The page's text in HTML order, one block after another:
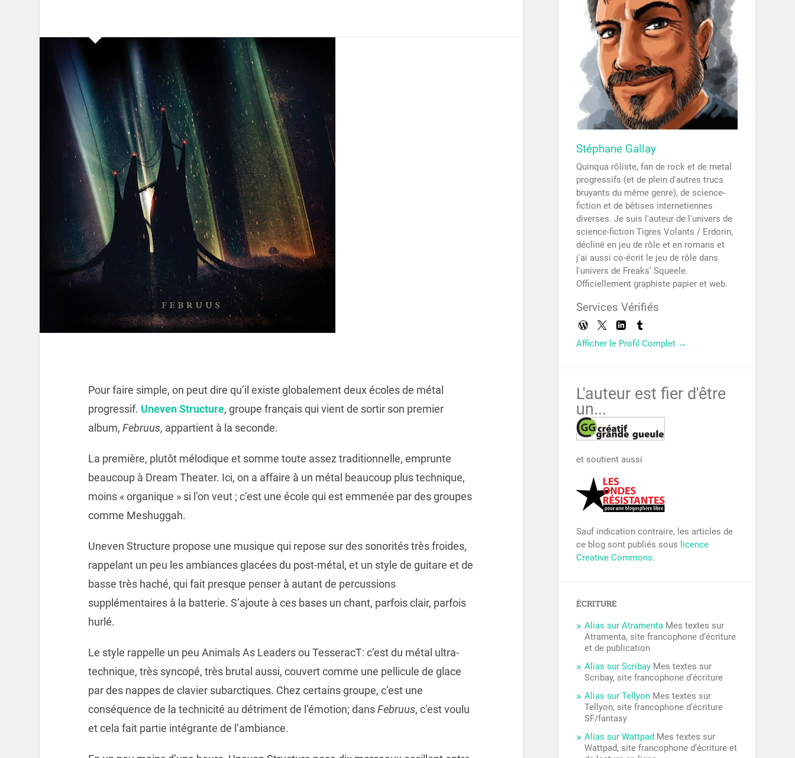
Pour faire simple, on peut dire qu’il existe globalement deux écoles de métal
progressif. Uneven Structure, groupe français qui vient de sortir son premier
album, Februus, appartient à la seconde.
La première, plutôt mélodique et somme toute assez traditionnelle, emprunte
beaucoup à Dream Theater. Ici, on a affaire à un métal beaucoup plus technique,
moins « organique » si l’on veut ; c’est une école qui est emmenée par des groupes
comme Meshuggah.
Uneven Structure propose une musique qui repose sur des sonorités très froides,
rappelant un peu les ambiances glacées du post-métal, et un style de guitare et de
basse très haché, qui fait presque penser à autant de percussions
supplémentaires à la batterie. S’ajoute à ces bases un chant, parfois clair, parfois
hurlé.
Le style rappelle un peu Animals As Leaders ou TesseracT: c’est du métal ultra-
technique, très syncopé, très brutal aussi, couvert comme une pellicule de glace
par des nappes de clavier subarctiques. Chez certains groupe, c’est une
conséquence de la technicité au détriment de l’émotion; dansFebruus, c’est voulu
et cela fait partie intégrante de l’ambiance.
Stéphane Gallay
Quinqua rôliste, fan de rock et de metal
progressifs (et de plein d'autres trucs
bruyants du même genre), de science-
fiction et de bêtises internetiennes
diverses. Je suis l'auteur de l'univers de
science-fiction Tigres Volants / Erdorin,
décliné en jeu de rôle et en romans et
j'ai aussi co-écrit le jeu de rôle dans
l'univers de Freaks’ Squeele.
Officiellement graphiste papier et web.
Services Vérifiés
Afficher le Profil Complet →
L'auteur est fier d'être
un...
et soutient aussi
Sauf indication contraire, les articles de
ce blog sont publiés sous licence
Creative Commons.
ÉCRITURE
Alias sur Atramenta Mes textes sur
Atramenta, site francophone d’écriture
et de publication
Alias sur Scribay Mes textes sur
Scribay, site francophone d’écriture
Alias sur Tellyon Mes textes sur
Tellyon, site francophone d’écriture
SF/fantasy
Alias sur Wattpad Mes textes sur
Wattpad, site francophone d’écriture et